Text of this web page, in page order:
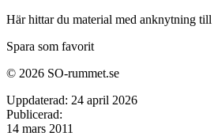
Här hittar du material med anknytning till
Spara som favorit
© 2026 SO-rummet.se
Uppdaterad: 24 april 2026
Publicerad:
14 mars 2011